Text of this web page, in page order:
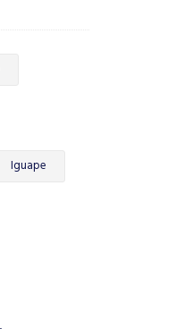
Iguape